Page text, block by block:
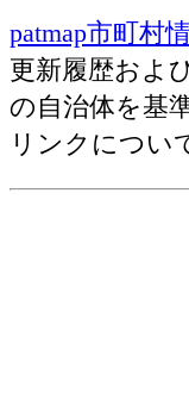
事業所
従業者
１事業
patmap市町村
更新履歴およ
の自治体を基
リンクについ